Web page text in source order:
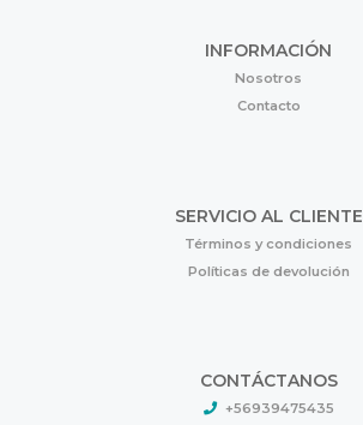
INFORMACIÓN
Nosotros
Contacto
SERVICIO AL CLIENTE
Términos y condiciones
Políticas de devolución
CONTÁCTANOS
+56939475435